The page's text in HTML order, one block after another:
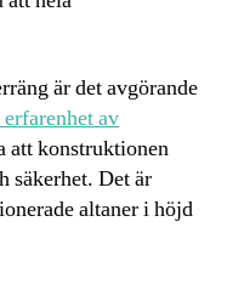
är det avgörande
av
att konstruktionen
säkerhet. Det är
altaner i höjd